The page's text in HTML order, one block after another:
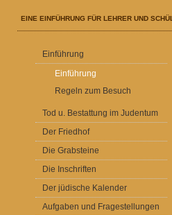
EINE EINFÜHRUNG FÜR LEHRER UND
Einführung
Einführung
Regeln zum Besuch
Tod u. Bestattung im Judentum
Der Friedhof
Die Grabsteine
Die Inschriften
Der jüdische Kalender
Aufgaben und Fragestellungen